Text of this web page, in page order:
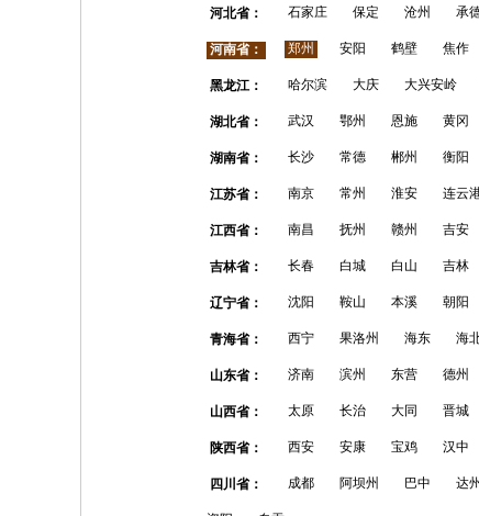
河北省： 石家庄 保定 沧州 承
河南省： 郑州 安阳 鹤壁 焦作
黑龙江： 哈尔滨 大庆 大兴安岭
湖北省： 武汉 鄂州 恩施 黄冈
湖南省： 长沙 常德 郴州 衡阳
江苏省： 南京 常州 淮安 连云
江西省： 南昌 抚州 赣州 吉安
吉林省： 长春 白城 白山 吉林
辽宁省： 沈阳 鞍山 本溪 朝阳
青海省： 西宁 果洛州 海东 海
山东省： 济南 滨州 东营 德州
山西省： 太原 长治 大同 晋城
陕西省： 西安 安康 宝鸡 汉中
四川省： 成都 阿坝州 巴中 达州